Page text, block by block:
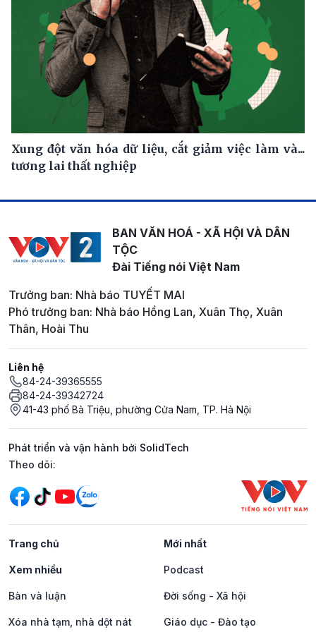
Xung đột văn hóa dữ liệu, cắt giảm việc làm và...
tương lai thất nghiệp
BAN VĂN HOÁ - XÃ HỘI VÀ DÂN
TỘC
Đài Tiếng nói Việt Nam
Trưởng ban: Nhà báo TUYẾT MAI
Phó trưởng ban: Nhà báo Hồng Lan, Xuân Thọ, Xuân
Thân, Hoài Thu
Liên hệ
84-24-39365555
84-24-39342724
41-43 phố Bà Triệu, phường Cửa Nam, TP. Hà Nội
Phát triển và vận hành bởi SolidTech
Mạng xã hội
Theo dõi:
Trang chủ Mới nhất
Xem nhiều Podcast
Bàn và luận Đời sống - Xã hội
Xóa nhà tạm, nhà dột nát Giáo dục - Đào tạo